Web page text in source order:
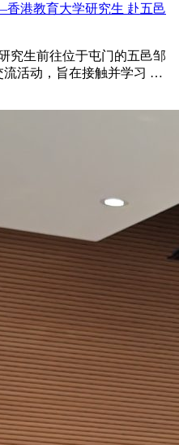
港教育大学研究生 赴五邑
究生前往位于屯门的五邑邹
流活动，旨在接触并学习 …